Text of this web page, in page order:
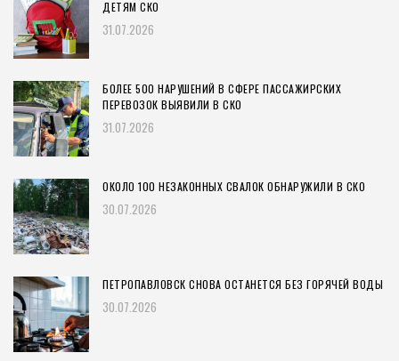
ДЕТЯМ СКО
31.07.2026
БОЛЕЕ 500 НАРУШЕНИЙ В СФЕРЕ ПАССАЖИРСКИХ
ПЕРЕВОЗОК ВЫЯВИЛИ В СКО
31.07.2026
ОКОЛО 100 НЕЗАКОННЫХ СВАЛОК ОБНАРУЖИЛИ В СКО
30.07.2026
ПЕТРОПАВЛОВСК СНОВА ОСТАНЕТСЯ БЕЗ ГОРЯЧЕЙ ВОДЫ
30.07.2026